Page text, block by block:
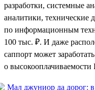
разработки, системные
аналитики, технические
по информационным
100 тыс. ₽. И даже
саппорт может
о